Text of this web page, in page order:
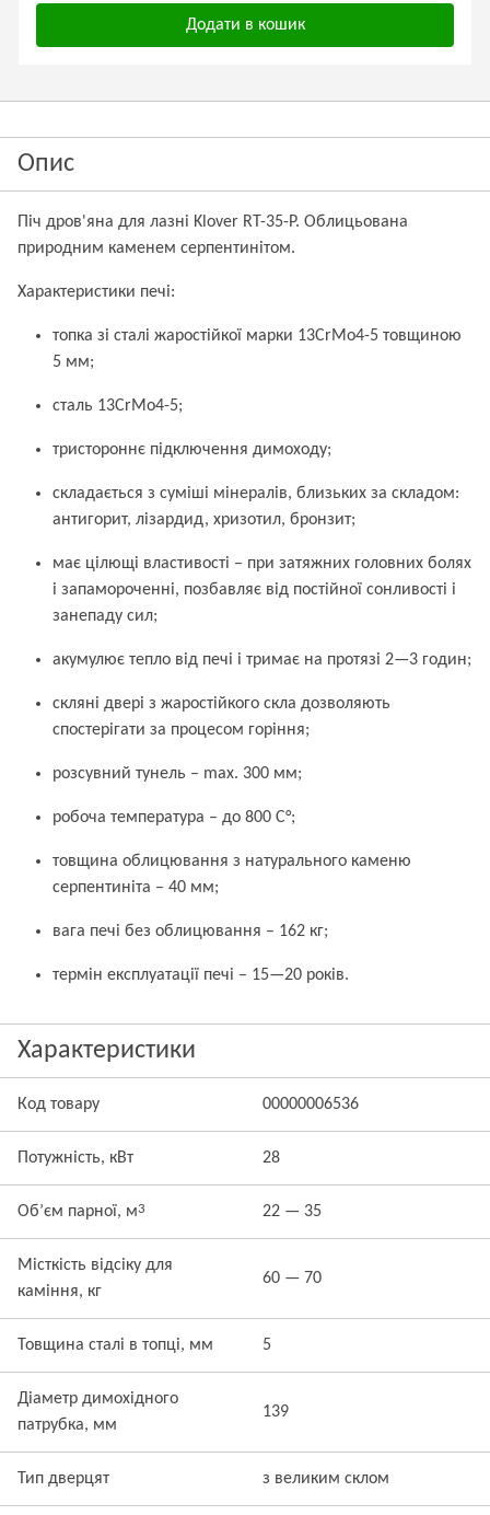
Додати в кошик
Опис
Піч дров'яна для лазні Klover RT-35-P. Облицьована
природним каменем серпентинітом.
Характеристики печі:
топка зі сталі жаростійкої марки 13CrMo4-5 товщиною
5 мм;
сталь 13CrMo4-5;
тристороннє підключення димоходу;
складається з суміші мінералів, близьких за складом:
антигорит, лізардид, хризотил, бронзит;
має цілющі властивості – при затяжних головних болях
і запамороченні, позбавляє від постійної сонливості і
занепаду сил;
акумулює тепло від печі і тримає на протязі 2—3 годин;
скляні двері з жаростійкого скла дозволяють
спостерігати за процесом горіння;
розсувний тунель – max. 300 мм;
робоча температура – до 800 С°;
товщина облицювання з натурального каменю
серпентиніта – 40 мм;
вага печі без облицювання – 162 кг;
термін експлуатації печі – 15—20 років.
Характеристики
Код товару 00000006536
Потужність, кВт 28
Об’єм парної, м3 22 — 35
Місткість відсіку для
каміння, кг
60 — 70
Товщина сталі в топці, мм 5
Діаметр димохідного
патрубка, мм
139
Тип дверцят з великим склом